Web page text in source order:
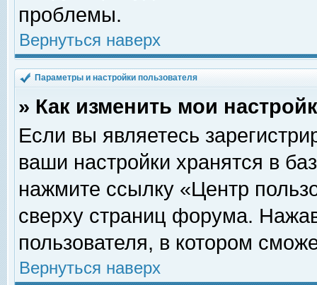
проблемы.
Вернуться наверх
Параметры и настройки пользователя
» Как изменить мои
Если вы являетесь
ваши настройки хранятся в
нажмите ссылку «Центр
сверху страниц форума.
пользователя, в котором
Вернуться наверх